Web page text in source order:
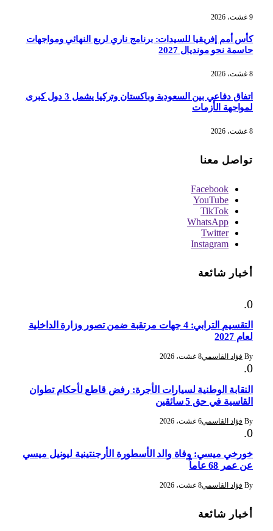
9 غشت، 2026
كأس أمم إفريقيا للسيدات: برنامج ناري لربع النهائي ومواجهات
حاسمة نحو مونديال 2027
8 غشت، 2026
اتفاق دفاعي بين السعودية وباكستان وتركيا يشمل 3 دول كبرى
لمواجهة الأزمات
8 غشت، 2026
تواصل معنا
Facebook
YouTube
TikTok
WhatsApp
Twitter
Instagram
أخبار شائعة
التقسيم الترابي: 4 جهات مرتقبة ضمن تصور وزارة الداخلية
لعام 2027
By فؤاد القاسمي8 غشت، 2026
النقابة الوطنية لسيارات الأجرة: رفض قاطع لأحكام تطوان
القاسية في حق 5 سائقين
By فؤاد القاسمي6 غشت، 2026
خورخي ميسي: وفاة والد الأسطورة الأرجنتينية ليونيل ميسي
عن عمر 68 عاماً
By فؤاد القاسمي8 غشت، 2026
أخبار شائعة